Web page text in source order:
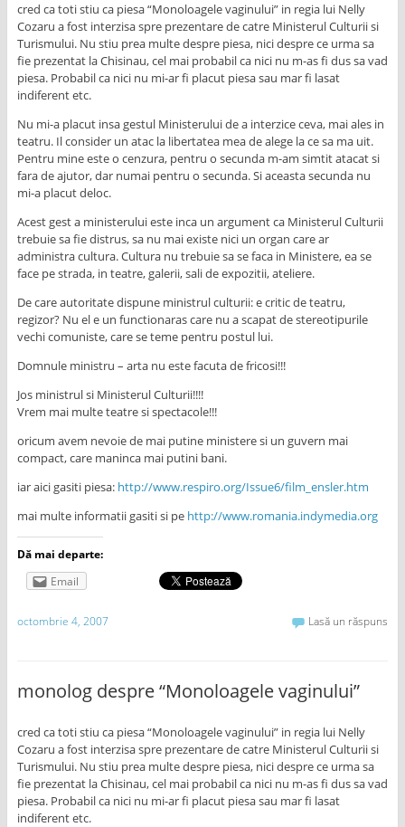
cred ca toti stiu ca piesa “Monoloagele vaginului” in regia lui Nelly
Cozaru a fost interzisa spre prezentare de catre Ministerul Culturii si
Turismului. Nu stiu prea multe despre piesa, nici despre ce urma sa
fie prezentat la Chisinau, cel mai probabil ca nici nu m-as fi dus sa vad
piesa. Probabil ca nici nu mi-ar fi placut piesa sau mar fi lasat
indiferent etc.
Nu mi-a placut insa gestul Ministerului de a interzice ceva, mai ales in
teatru. Il consider un atac la libertatea mea de alege la ce sa ma uit.
Pentru mine este o cenzura, pentru o secunda m-am simtit atacat si
fara de ajutor, dar numai pentru o secunda. Si aceasta secunda nu
mi-a placut deloc.
Acest gest a ministerului este inca un argument ca Ministerul Culturii
trebuie sa fie distrus, sa nu mai existe nici un organ care ar
administra cultura. Cultura nu trebuie sa se faca in Ministere, ea se
face pe strada, in teatre, galerii, sali de expozitii, ateliere.
De care autoritate dispune ministrul culturii: e critic de teatru,
regizor? Nu el e un functionaras care nu a scapat de stereotipurile
vechi comuniste, care se teme pentru postul lui.
Domnule ministru – arta nu este facuta de fricosi!!!
Jos ministrul si Ministerul Culturii!!!!
Vrem mai multe teatre si spectacole!!!
oricum avem nevoie de mai putine ministere si un guvern mai
compact, care maninca mai putini bani.
iar aici gasiti piesa: http://www.respiro.org/Issue6/film_ensler.htm
mai multe informatii gasiti si pe http://www.romania.indymedia.org
Dă mai departe:
Email
octombrie 4, 2007 Lasă un răspuns
monolog despre “Monoloagele vaginului”
cred ca toti stiu ca piesa “Monoloagele vaginului” in regia lui Nelly
Cozaru a fost interzisa spre prezentare de catre Ministerul Culturii si
Turismului. Nu stiu prea multe despre piesa, nici despre ce urma sa
fie prezentat la Chisinau, cel mai probabil ca nici nu m-as fi dus sa vad
piesa. Probabil ca nici nu mi-ar fi placut piesa sau mar fi lasat
indiferent etc.